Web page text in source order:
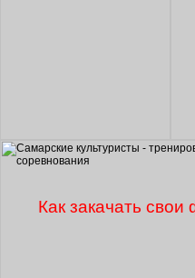
Как закачать свои